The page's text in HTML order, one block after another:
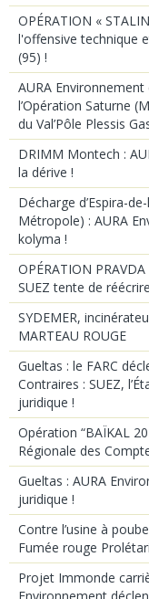
OPÉRATION «
l'offensive technique
(95) !
AURA
l’Opération Saturne
du Val’Pôle Plessis
DRIMM Montech :
la dérive !
Décharge d’Espira-
Métropole) : AURA
kolyma !
OPÉRATION
SUEZ tente de
SYDEMER,
MARTEAU ROUGE
Gueltas : le FARC
Contraires : SUEZ,
juridique !
Opération “BAÏKAL
Régionale des
Gueltas : AURA
juridique !
Contre l’usine à
Fumée rouge
Projet Immonde